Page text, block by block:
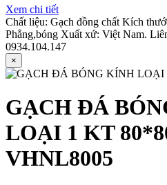
Xem chi tiết
Chất liệu: Gạch đồng chất Kích
Phẳng,bóng Xuất xứ: Việt Nam.
0934.104.147
×
GẠCH ĐÁ
LOẠI 1 KT
VHNL8005